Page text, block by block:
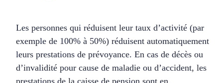
Les personnes qui réduisent leur taux d’activité (par
exemple de 100% à 50%) réduisent automatiquement
leurs prestations de prévoyance. En cas de décès ou
d’invalidité pour cause de maladie ou d’accident, les
prestations de la caisse de pension sont en